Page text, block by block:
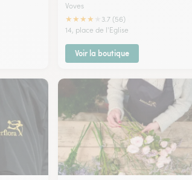
Voves
★★★★
3.7 (56)
14, place de l'Eglise
Voir la boutique